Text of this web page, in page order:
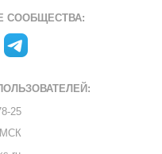
СООБЩЕСТВА:
25
МСК